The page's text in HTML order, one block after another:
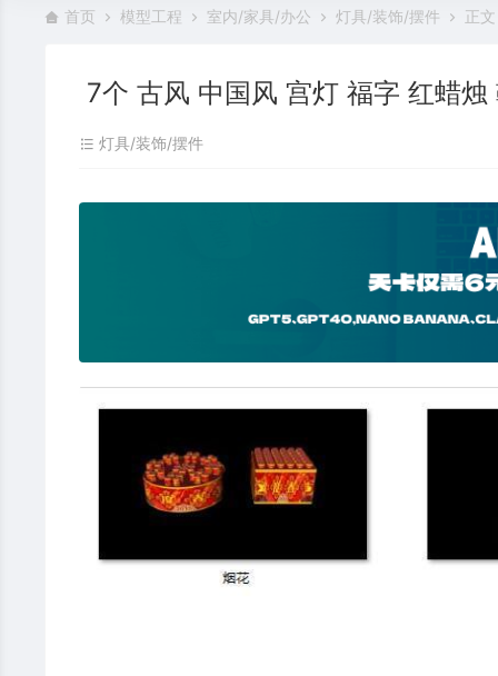
首页 模型工程 室内/家具/办公 灯具/装饰/摆件 正文
7个 古风 中国风 宫灯 福字 红蜡烛
灯具/装饰/摆件